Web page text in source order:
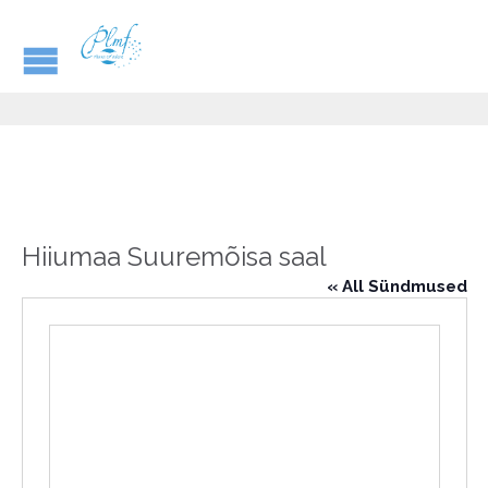
Hiiumaa Suuremõisa saal
« All Sündmused